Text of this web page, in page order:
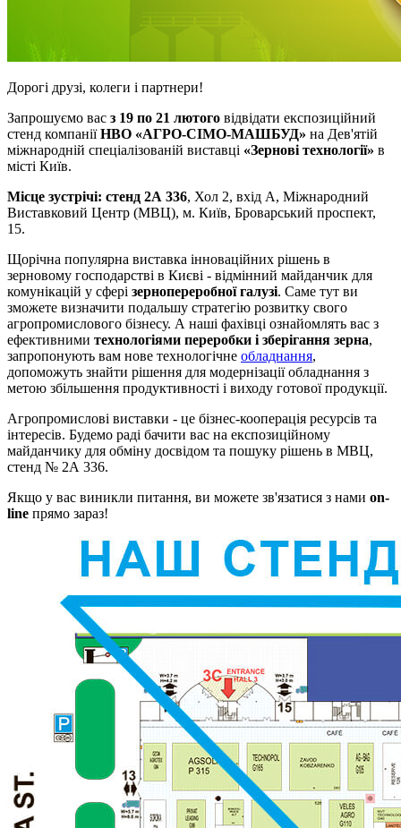
Дорогі друзі, колеги і партнери!
Запрошуємо вас з 19 по 21 лютого відвідати експозиційний
стенд компаніїНВО «АГРО-СІМО-МАШБУД» на Дев'ятій
міжнародній спеціалізованій виставці «Зернові технології» в
місті Київ.
Місце зустрічі: стенд 2А 336, Хол 2, вхід А, Міжнародний
Виставковий Центр (МВЦ), м. Київ, Броварський проспект,
15.
Щорічна популярна виставка інноваційних рішень в
зерновому господарстві в Києві - відмінний майданчик для
комунікацій у сфері зернопереробної галузі. Саме тут ви
зможете визначити подальшу стратегію розвитку свого
агропромислового бізнесу. А наші фахівці ознайомлять вас з
ефективними технологіями переробки і зберігання зерна,
запропонують вам нове технологічне обладнання,
допоможуть знайти рішення для модернізації обладнання з
метою збільшення продуктивності і виходу готової продукції.
Агропромислові виставки - це бізнес-кооперація ресурсів та
інтересів. Будемо раді бачити вас на експозиційному
майданчику для обміну досвідом та пошуку рішень в МВЦ,
стенд № 2А 336.
Якщо у вас виникли питання, ви можете зв'язатися з нами on-
line прямо зараз!